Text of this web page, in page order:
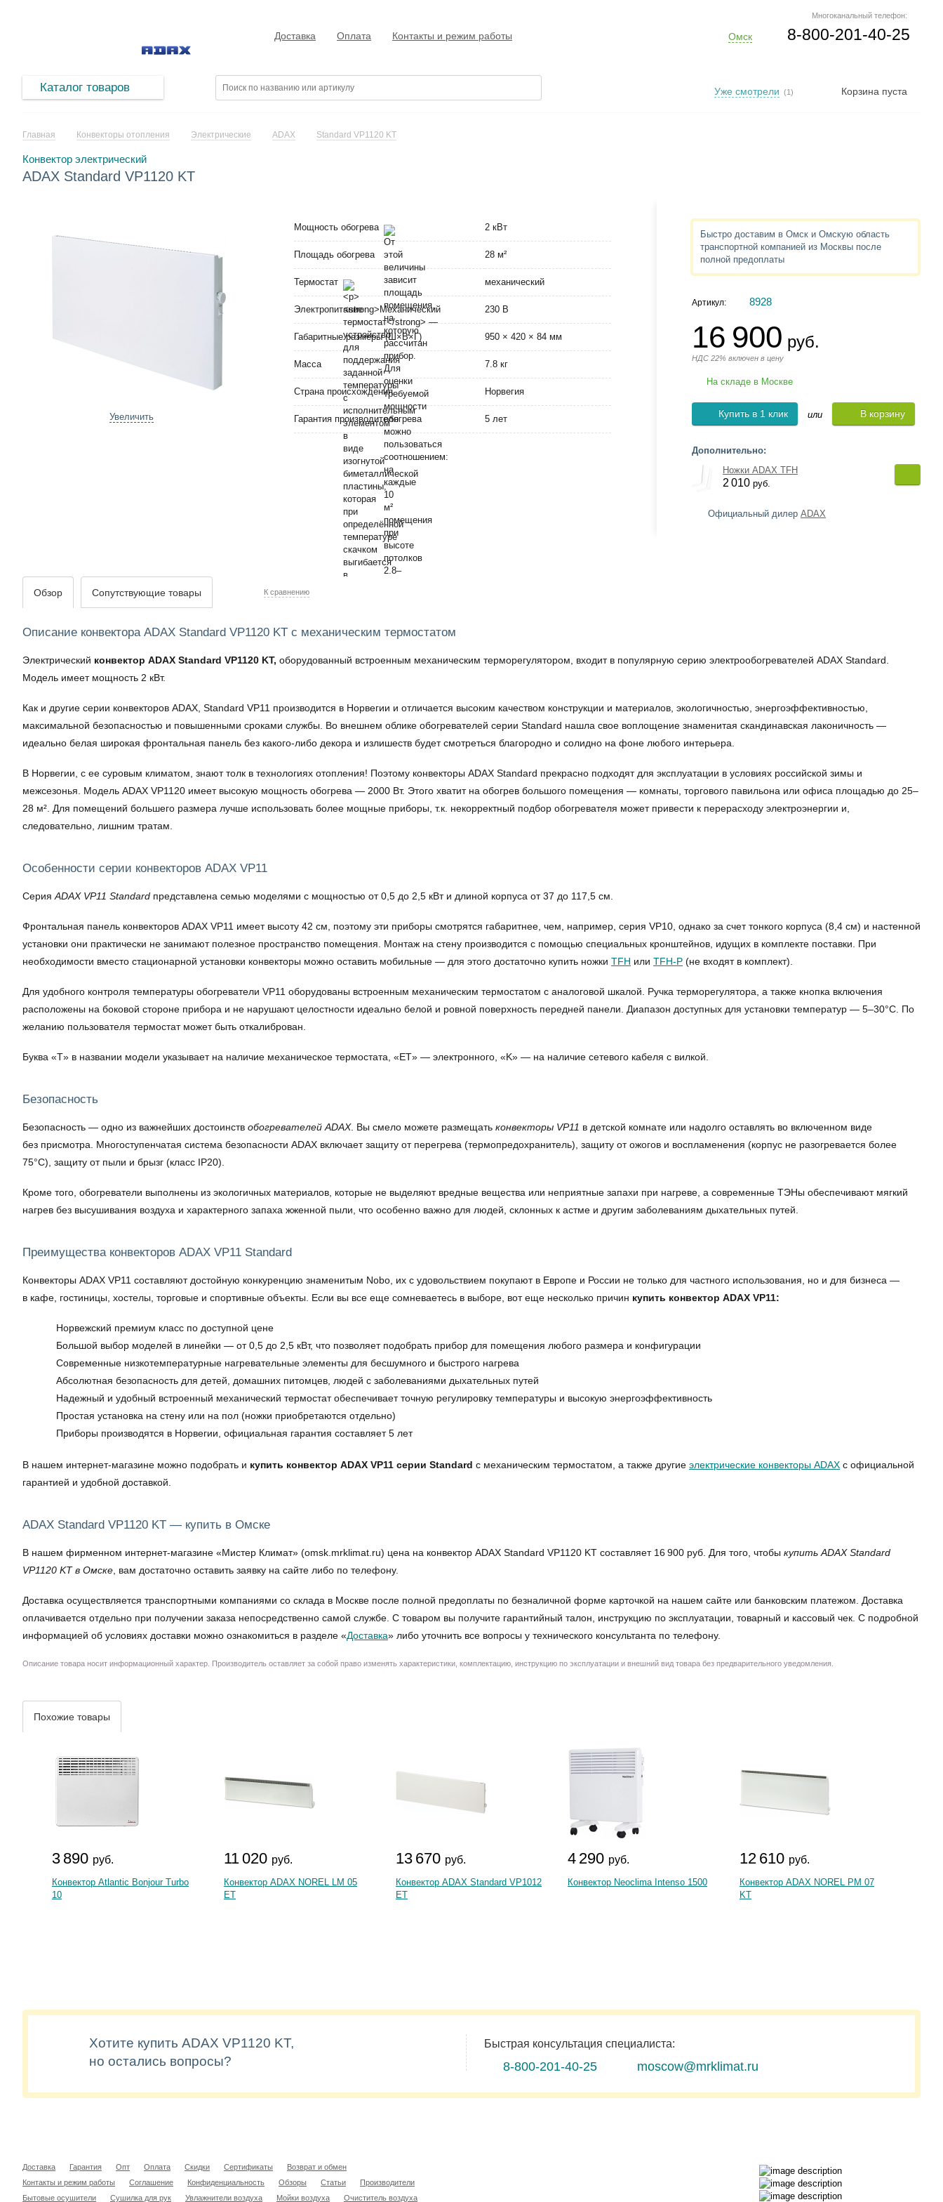
Многоканальный телефон:
8-800-201-40-25
Омск
Доставка Оплата Контакты и режим работы
Каталог товаров Корзина пуста
Уже смотрели (1)
Главная Конвекторы отопления Электрические ADAX Standard VP1120 KT
Конвектор электрический
ADAX Standard VP1120 KT
Увеличить
Мощность обогрева 2 кВт
Площадь обогрева 28 м²
Термостат механический
Электропитание 230 В
Габаритные размеры (Ш×В×Г) 950 × 420 × 84 мм
Масса 7.8 кг
Страна происхождения Норвегия
Гарантия производителя 5 лет
Быстро доставим в Омск и Омскую область
транспортной компанией из Москвы после
полной предоплаты
Артикул: 8928
16 900 руб.
НДС 22% включен в цену
На складе в Москве
Купить в 1 клик или В корзину
Дополнительно:
Ножки ADAX TFH
2 010 руб.
Официальный дилер ADAX
Обзор Сопутствующие товары К сравнению
Описание конвектора ADAX Standard VP1120 KT с механическим термостатом
Электрический конвектор ADAX Standard VP1120 KT, оборудованный встроенным механическим терморегулятором, входит в популярную серию электрообогревателей ADAX Standard.
Модель имеет мощность 2 кВт.
Как и другие серии конвекторов ADAX, Standard VP11 производится в Норвегии и отличается высоким качеством конструкции и материалов, экологичностью, энергоэффективностью,
максимальной безопасностью и повышенными сроками службы. Во внешнем облике обогревателей серии Standard нашла свое воплощение знаменитая скандинавская лаконичность —
идеально белая широкая фронтальная панель без какого-либо декора и излишеств будет смотреться благородно и солидно на фоне любого интерьера.
В Норвегии, с ее суровым климатом, знают толк в технологиях отопления! Поэтому конвекторы ADAX Standard прекрасно подходят для эксплуатации в условиях российской зимы и
межсезонья. Модель ADAX VP1120 имеет высокую мощность обогрева — 2000 Вт. Этого хватит на обогрев большого помещения — комнаты, торгового павильона или офиса площадью до 25–
28 м². Для помещений большего размера лучше использовать более мощные приборы, т.к. некорректный подбор обогревателя может привести к перерасходу электроэнергии и,
следовательно, лишним тратам.
Особенности серии конвекторов ADAX VP11
Серия ADAX VP11 Standard представлена семью моделями с мощностью от 0,5 до 2,5 кВт и длиной корпуса от 37 до 117,5 см.
Фронтальная панель конвекторов ADAX VP11 имеет высоту 42 см, поэтому эти приборы смотрятся габаритнее, чем, например, серия VP10, однако за счет тонкого корпуса (8,4 см) и настенной
установки они практически не занимают полезное пространство помещения. Монтаж на стену производится с помощью специальных кронштейнов, идущих в комплекте поставки. При
необходимости вместо стационарной установки конвекторы можно оставить мобильные — для этого достаточно купить ножки TFH или TFH-P (не входят в комплект).
Для удобного контроля температуры обогреватели VP11 оборудованы встроенным механическим термостатом с аналоговой шкалой. Ручка терморегулятора, а также кнопка включения
расположены на боковой стороне прибора и не нарушают целостности идеально белой и ровной поверхность передней панели. Диапазон доступных для установки температур — 5–30°С. По
желанию пользователя термостат может быть откалиброван.
Буква «T» в названии модели указывает на наличие механическое термостата, «ET» — электронного, «K» — на наличие сетевого кабеля с вилкой.
Безопасность
Безопасность — одно из важнейших достоинств обогревателей ADAX. Вы смело можете размещать конвекторы VP11 в детской комнате или надолго оставлять во включенном виде
без присмотра. Многоступенчатая система безопасности ADAX включает защиту от перегрева (термопредохранитель), защиту от ожогов и воспламенения (корпус не разогревается более
75°С), защиту от пыли и брызг (класс IP20).
Кроме того, обогреватели выполнены из экологичных материалов, которые не выделяют вредные вещества или неприятные запахи при нагреве, а современные ТЭНы обеспечивают мягкий
нагрев без высушивания воздуха и характерного запаха жженной пыли, что особенно важно для людей, склонных к астме и другим заболеваниям дыхательных путей.
Преимущества конвекторов ADAX VP11 Standard
Конвекторы ADAX VP11 составляют достойную конкуренцию знаменитым Nobo, их с удовольствием покупают в Европе и России не только для частного использования, но и для бизнеса —
в кафе, гостиницы, хостелы, торговые и спортивные объекты. Если вы все еще сомневаетесь в выборе, вот еще несколько причин купить конвектор ADAX VP11:
Норвежский премиум класс по доступной цене
Большой выбор моделей в линейки — от 0,5 до 2,5 кВт, что позволяет подобрать прибор для помещения любого размера и конфигурации
Современные низкотемпературные нагревательные элементы для бесшумного и быстрого нагрева
Абсолютная безопасность для детей, домашних питомцев, людей с заболеваниями дыхательных путей
Надежный и удобный встроенный механический термостат обеспечивает точную регулировку температуры и высокую энергоэффективность
Простая установка на стену или на пол (ножки приобретаются отдельно)
Приборы производятся в Норвегии, официальная гарантия составляет 5 лет
В нашем интернет-магазине можно подобрать и купить конвектор ADAX VP11 серии Standard с механическим термостатом, а также другие электрические конвекторы ADAX с официальной
гарантией и удобной доставкой.
ADAX Standard VP1120 KT — купить в Омске
В нашем фирменном интернет-магазине «Мистер Климат» (omsk.mrklimat.ru) цена на конвектор ADAX Standard VP1120 KT составляет 16 900 руб. Для того, чтобы купить ADAX Standard
VP1120 KT в Омске , вам достаточно оставить заявку на сайте либо по телефону.
Доставка осуществляется транспортными компаниями со склада в Москве после полной предоплаты по безналичной форме карточкой на нашем сайте или банковским платежом. Доставка
оплачивается отдельно при получении заказа непосредственно самой службе. С товаром вы получите гарантийный талон, инструкцию по эксплуатации, товарный и кассовый чек. С подробной
информацией об условиях доставки можно ознакомиться в разделе «Доставка» либо уточнить все вопросы у технического консультанта по телефону.
Описание товара носит информационный характер. Производитель оставляет за собой право изменять характеристики, комплектацию, инструкцию по эксплуатации и внешний вид товара без предварительного уведомления.
Похожие товары
3 890 руб.
Конвектор Atlantic Bonjour Turbo
10
11 020 руб.
Конвектор ADAX NOREL LM 05
ET
13 670 руб.
Конвектор ADAX Standard VP1012
ET
4 290 руб.
Конвектор Neoclima Intenso 1500
12 610 руб.
Конвектор ADAX NOREL PM 07
KT
Хотите купить ADAX VP1120 KT,
но остались вопросы?
Быстрая консультация специалиста:
8-800-201-40-25 moscow@mrklimat.ru
Доставка Гарантия Опт Оплата Скидки Сертификаты
Возврат и обмен
Контакты и режим работы
Соглашение Конфиденциальность Обзоры Статьи
Производители
Бытовые осушители
Сушилка для рук Увлажнители воздуха Мойки воздуха Очиститель воздуха